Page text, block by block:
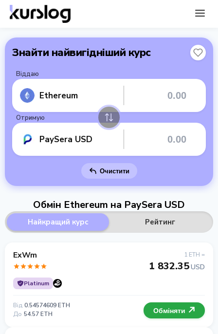
Знайти найвигідніший курс
Віддаю
Ethereum
Отримую
PaySera USD
Очистити
Обмін Ethereum на PaySera USD
Найкращий курс Рейтинг
ExWm
Platinum
1 ETH =
1 832.35USD
Від 0.54574609 ETH
До 54.57 ETH Обміняти